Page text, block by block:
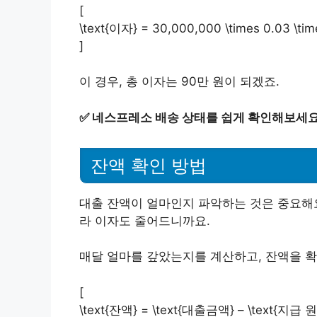
[
\text{이자} = 30,000,000 \times 0.03
]
이 경우, 총 이자는 90만 원이 되겠죠.
✅ 네스프레소 배송 상태를 쉽게 확인해보세
잔액 확인 방법
대출 잔액이 얼마인지 파악하는 것은 중요
라 이자도 줄어드니까요.
매달 얼마를 갚았는지를 계산하고, 잔액을
[
\text{잔액} = \text{대출금액} – \text{지급